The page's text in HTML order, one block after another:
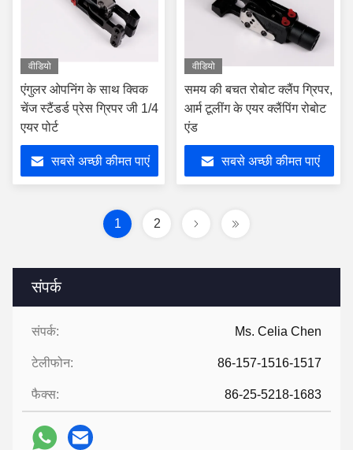
संपर्क
संपर्क: Ms. Celia Chen
टेलीफोन: 86-157-1516-1517
फैक्स: 86-25-5218-1683
वीडियो
एंगुलर ओपनिंग के साथ क्विक
चेंज स्टैंडर्ड प्रेस ग्रिपर जी 1/4
एयर पोर्ट
सबसे अच्छी कीमत पाएं
वीडियो
समय की बचत रोबोट क्लैंप ग्रिपर,
आर्म टूलींग के एयर क्लैंपिंग रोबोट
एंड
सबसे अच्छी कीमत पाएं
1 2